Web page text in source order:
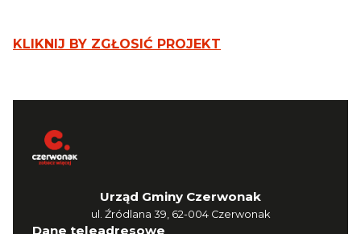
KLIKNIJ BY ZGŁOSIĆ PROJEKT
Urząd Gminy Czerwonak
ul. Źródlana 39, 62-004 Czerwonak
Dane teleadresowe